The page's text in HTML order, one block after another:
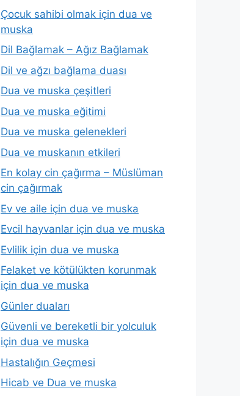
Çocuk sahibi olmak için dua ve
muska
Dil Bağlamak – Ağız Bağlamak
Dil ve ağzı bağlama duası
Dua ve muska çeşitleri
Dua ve muska eğitimi
Dua ve muska gelenekleri
Dua ve muskanın etkileri
En kolay cin çağırma – Müslüman
cin çağırmak
Ev ve aile için dua ve muska
Evcil hayvanlar için dua ve muska
Evlilik için dua ve muska
Felaket ve kötülükten korunmak
için dua ve muska
Günler duaları
Güvenli ve bereketli bir yolculuk
için dua ve muska
Hastalığın Geçmesi
Hicab ve Dua ve muska